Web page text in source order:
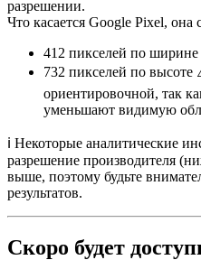
разрешении.
Что касается Google Pixel, она
412 пикселей по ширине
732 пикселей по высоте
ориентировочной, так
уменьшают видимую
ℹ️ Некоторые аналитические
разрешение производителя
выше, поэтому будьте
результатов.
Скоро будет